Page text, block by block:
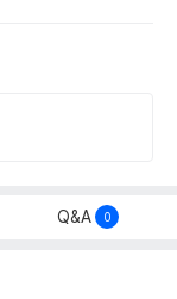
Q&A 0